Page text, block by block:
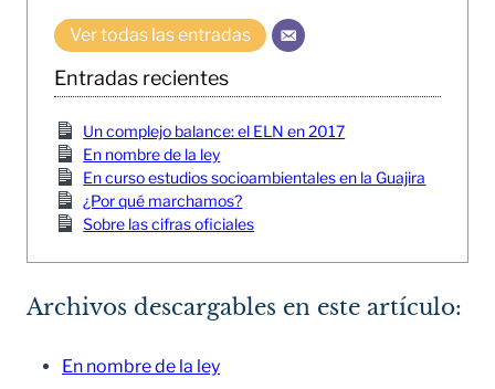
Ver todas las entradas
Entradas recientes
Un complejo balance: el ELN en 2017
En nombre de la ley
En curso estudios socioambientales en la Guajira
¿Por qué marchamos?
Sobre las cifras oficiales
Archivos descargables en este artículo:
En nombre de la ley